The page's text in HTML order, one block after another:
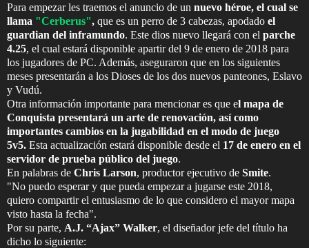
Para empezar les traemos el anuncio de un nuevo héroe, el cual se
llama "Cerberus", que es un perro de 3 cabezas, apodado el
guardian del inframundo. Este dios nuevo llegará con el parche
4.25, el cual estará disponible apartir del 9 de enero de 2018 para
los jugadores de PC. Además, aseguraron que en los siguientes
meses presentarán a los Dioses de los dos nuevos panteones, Eslavo
y Vudú.
Otra información importante para mencionar es que el mapa de
Conquista presentará un arte de renovación, así como
importantes cambios en la jugabilidad en el modo de juego
5v5. Esta actualización estará disponible desde el 17 de enero en el
servidor de prueba público del juego.
En palabras de Chris Larson, productor ejecutivo de Smite.
"No puedo esperar y que pueda empezar a jugarse este 2018,
quiero compartir el entusiasmo de lo que considero el mayor mapa
visto hasta la fecha".
Por su parte, A.J. “Ajax” Walker, el diseñador jefe del título ha
dicho lo siguiente: